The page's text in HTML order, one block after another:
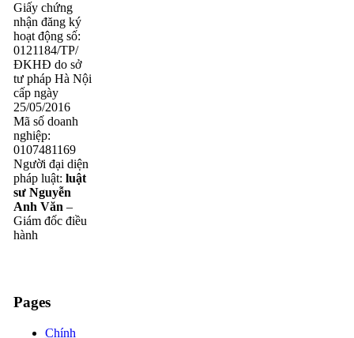
Giấy chứng
nhận đăng ký
hoạt động số:
0121184/TP/
ĐKHĐ do sở
tư pháp Hà Nội
cấp ngày
25/05/2016
Mã số doanh
nghiệp:
0107481169
Người đại diện
pháp luật: luật
sư Nguyễn
Anh Văn –
Giám đốc điều
hành
Pages
Chính